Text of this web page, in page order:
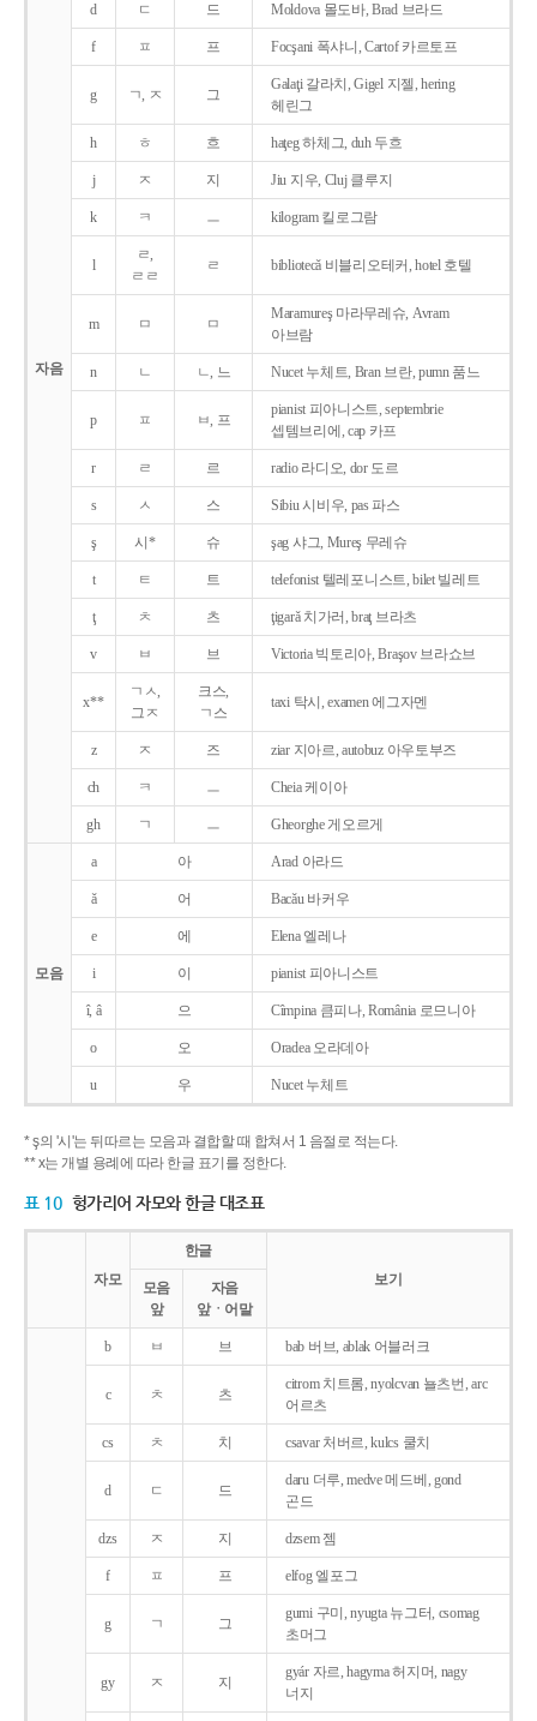
자음
d ㄷ 드 Moldova 몰도바, Brad 브라드
f ㅍ 프 Focşani 폭샤니, Cartof 카르토프
g ㄱ, ㅈ 그
Galaţi 갈라치, Gigel 지젤, hering
헤린그
h ㅎ 흐 haţeg 하체그, duh 두흐
j ㅈ 지 Jiu 지우, Cluj 클루지
k ㅋ ㅡ kilogram 킬로그람
l
ㄹ,
ㄹㄹ
ㄹ bibliotecǎ 비블리오테커, hotel 호텔
m ㅁ ㅁ
Maramureş 마라무레슈, Avram
아브람
n ㄴ ㄴ, 느 Nucet 누체트, Bran 브란, pumn 품느
p ㅍ ㅂ, 프
pianist 피아니스트, septembrie
셉템브리에, cap 카프
r ㄹ 르 radio 라디오, dor 도르
s ㅅ 스 Sibiu 시비우, pas 파스
ş 시* 슈 şag 샤그, Mureş 무레슈
t ㅌ 트 telefonist 텔레포니스트, bilet 빌레트
ţ ㅊ 츠 ţigarǎ 치가러, braţ 브라츠
v ㅂ 브 Victoria 빅토리아, Braşov 브라쇼브
x**
ㄱㅅ,
그ㅈ
크스,
ㄱ스
taxi 탁시, examen 에그자멘
z ㅈ 즈 ziar 지아르, autobuz 아우토부즈
ch ㅋ ㅡ Cheia 케이아
gh ㄱ ㅡ Gheorghe 게오르게
모음
a 아 Arad 아라드
ǎ 어 Bacǎu 바커우
e 에 Elena 엘레나
i 이 pianist 피아니스트
î, â 으 Cîmpina 큼피나, România 로므니아
o 오 Oradea 오라데아
u 우 Nucet 누체트
* ş의 '시'는 뒤따르는 모음과 결합할 때 합쳐서 1 음절로 적는다.
** x는 개별 용례에 따라 한글 표기를 정한다.
표 10 헝가리어 자모와 한글 대조표
자모
한글
보기
모음
앞
자음
앞ㆍ어말
b ㅂ 브 bab 버브, ablak 어블러크
c ㅊ 츠
citrom 치트롬, nyolcvan 뇰츠번, arc
어르츠
cs ㅊ 치 csavar 처버르, kulcs 쿨치
d ㄷ 드
daru 더루, medve 메드베, gond
곤드
dzs ㅈ 지 dzsem 젬
f ㅍ 프 elfog 엘포그
g ㄱ 그
gumi 구미, nyugta 뉴그터, csomag
초머그
gy ㅈ 지
gyár 자르, hagyma 허지머, nagy
너지